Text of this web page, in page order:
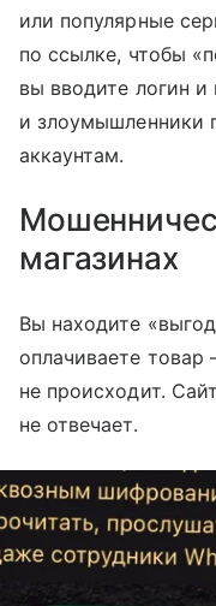
или популярные
по ссылке, чтобы
вы вводите логин и
и злоумышленники
аккаунтам.
магазинах
Вы находите
оплачиваете
не происходит.
не отвечает.